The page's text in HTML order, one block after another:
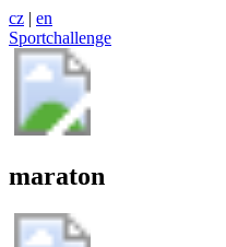
cz | en
Sportchallenge
maraton